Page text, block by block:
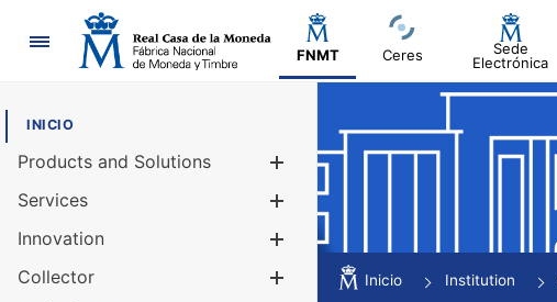
Navigation
FNMT Ceres
Sede
Electrónica
INICIO
Products and Solutions
Services
Innovation
Collector
Show/Hide
Inicio Institution